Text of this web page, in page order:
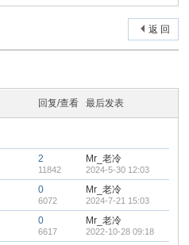
返 回
回复/查看 最后发表
2
11842
Mr_老冷
2024-5-30 12:03
0
6072
Mr_老冷
2024-7-21 15:03
0
6617
Mr_老冷
2022-10-28 09:18